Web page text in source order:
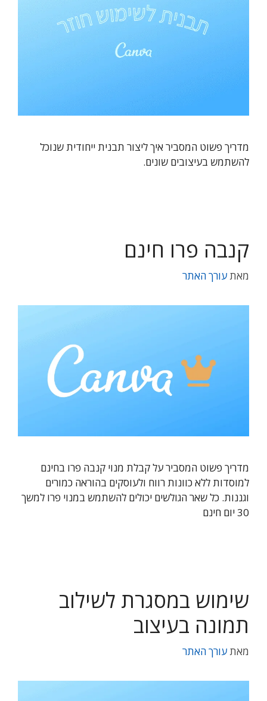
מדריך פשוט המסביר איך ליצור תבנית ייחודית שנוכל
להשתמש בעיצובים שונים.
קנבה פרו חינם
מאתעורך האתר
מדריך פשוט המסביר על קבלת מנוי קנבה פרו בחינם
למוסדות ללא כוונות רווח ולעוסקים בהוראה כמורים
וגננות. כל שאר הגולשים יכולים להשתמש במנוי פרו למשך
30 יום חינם
שימוש במסגרת לשילוב
תמונה בעיצוב
מאתעורך האתר